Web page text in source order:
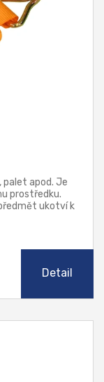
palet apod. Je
prostředku.
ukotví k
Detail